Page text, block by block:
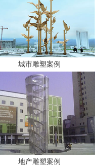
城市雕塑案例
地产雕塑案例